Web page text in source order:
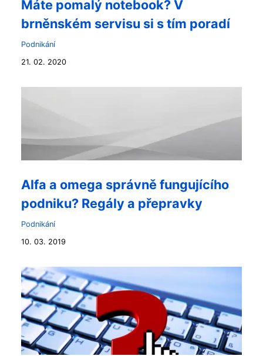
Máte pomalý notebook? V
brněnském servisu si s tím poradí
Podnikání
21. 02. 2020
Alfa a omega správně fungujícího
podniku? Regály a přepravky
Podnikání
10. 03. 2019